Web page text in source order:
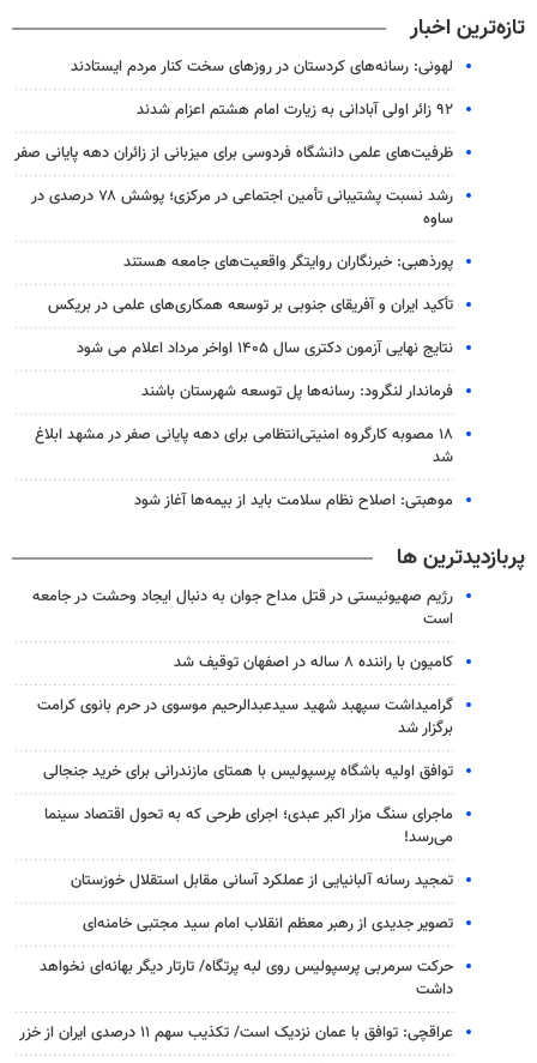
تازه‌ترین اخبار
لهونی: رسانه‌های کردستان در روزهای سخت کنار مردم ایستادند
۹۲ زائر اولی آبادانی به زیارت امام هشتم اعزام شدند
ظرفیت‌های علمی دانشگاه فردوسی برای میزبانی از زائران دهه پایانی صفر
رشد نسبت پشتیبانی تأمین اجتماعی در مرکزی؛ پوشش ۷۸ درصدی در
ساوه
پورذهبی: خبرنگاران روایتگر واقعیت‌های جامعه‌ هستند
تأکید ایران و آفریقای جنوبی بر توسعه همکاری‌های علمی در بریکس
نتایج نهایی آزمون دکتری سال ۱۴۰۵ اواخر مرداد اعلام می شود
فرماندار لنگرود: رسانه‌ها پل توسعه شهرستان باشند
۱۸ مصوبه کارگروه امنیتی‌انتظامی برای دهه پایانی صفر در مشهد ابلاغ
شد
موهبتی: اصلاح نظام سلامت باید از بیمه‌ها آغاز شود
پربازدیدترین ها
رژیم صهیونیستی در قتل مداح جوان به دنبال ایجاد وحشت در جامعه
است
کامیون با راننده ۸ ساله در اصفهان توقیف شد
گرامیداشت سپهبد شهید سیدعبدالرحیم موسوی در حرم بانوی کرامت
برگزار شد
توافق اولیه باشگاه پرسپولیس با همتای مازندرانی برای خرید جنجالی
ماجرای سنگ مزار اکبر عبدی؛ اجرای طرحی که به تحول اقتصاد سینما
می‌رسد!
تمجید رسانه آلبانیایی از عملکرد آسانی مقابل استقلال خوزستان
تصویر جدیدی از رهبر معظم انقلاب امام سید مجتبی خامنه‌ای
حرکت سرمربی پرسپولیس روی لبه پرتگاه/ تارتار دیگر بهانه‌ای نخواهد
داشت
عراقچی: توافق با عمان نزدیک است/ تکذیب سهم ۱۱ درصدی ایران از خزر